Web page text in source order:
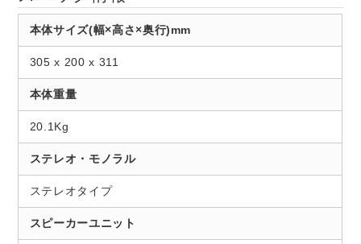
本体サイズ(幅×高さ×奥行)mm
305 x 200 x 311
本体重量
20.1Kg
ステレオ・モノラル
ステレオタイプ
スピーカーユニット